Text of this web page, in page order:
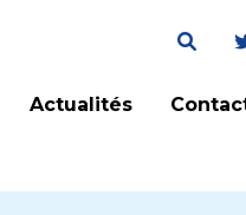
Actualités